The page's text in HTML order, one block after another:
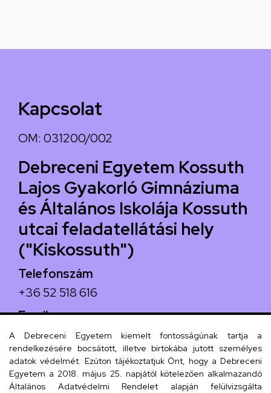
Kapcsolat
OM: 031200/002
Debreceni Egyetem Kossuth
Lajos Gyakorló Gimnáziuma
és Általános Iskolája Kossuth
utcai feladatellátási hely
("Kiskossuth")
Telefonszám
+36 52 518 616
Email
iskola@kossuth-alt.unideb.hu
Cím
4024 Debrecen, Kossuth utca 33.
A Debreceni Egyetem kiemelt fontosságúnak tartja a
rendelkezésére bocsátott, illetve birtokába jutott személyes
adatok védelmét. Ezúton tájékoztatjuk Önt, hogy a Debreceni
Egyetem a 2018. május 25. napjától kötelezően alkalmazandó
Általános Adatvédelmi Rendelet alapján felülvizsgálta